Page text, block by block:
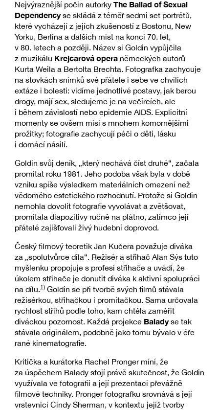
Nejvýraznější počin autorky The Ballad of Sexual
Dependencyse skládá z téměř sedmi set portrétů,
které vycházejí z jejích zkušeností z Bostonu, New
Yorku, Berlína a dalších míst na konci 70. let,
v 80. letech a později. Název si Goldin vypůjčila
z muzikálu Krejcarová opera německých autorů
Kurta Weila a Bertolta Brechta. Fotografka zachycuje
na stovkách snímků své přátele i sebe ve chvílích
extáze i bolesti: vidíme jednotlivé postavy, jak berou
drogy, mají sex, sledujeme je na večírcích, ale
i během závislostí nebo epidemie AIDS. Explicitní
momenty se ovšem mísí s mnohem komornějšími
prožitky; fotografie zachycují péči o děti, lásku
i domácí násilí.
Goldin svůj deník, „který nechává číst druhé“, začala
promítat roku 1981. Jeho podoba však byla v době
vzniku spíše výsledkem materiálních omezení než
vědomého estetického rozhodnutí. Protože si Goldin
nemohla dovolit fotografie vyvolávat a zvětšovat,
promítala diapozitivy ručně na plátno, zatímco její
přátelé zajišťovali živý hudební doprovod.
Český filmový teoretik Jan Kučera považuje diváka
za „spolutvůrce díla“. Režisér a střihač Alan Sýs tuto
myšlenku propojuje s profesí střihače a uvádí, že
úkolem střihače je donutit diváka k aktivní spolupráci
na dílu.1) Goldin se při tvorbě svých filmů stávala
režisérkou, střihačkou i promítačkou. Sama určovala
rychlost střihů podle toho, kam chtěla zaměřit
diváckou pozornost. Každá projekce Baladyse tak
stávala originálem, podobně jako tomu bývalo v éře
rané kinematografie.
Kritička a kurátorka Rachel Pronger míní, že
za úspěchem Balady stojí právě skutečnost, že Goldin
využívala ve fotografii a její prezentaci převážně
filmové techniky. Pronger fotografku srovnává s její
vrstevnicí Cindy Sherman, v kontextu jejíž tvorby